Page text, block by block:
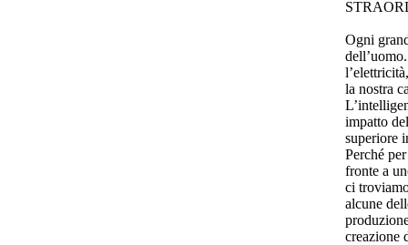
Ogni
la nostra
impatto
superiore
Perché
fronte a
ci
alcune
creazione